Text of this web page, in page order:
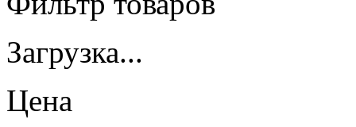
Загрузка...
Цена